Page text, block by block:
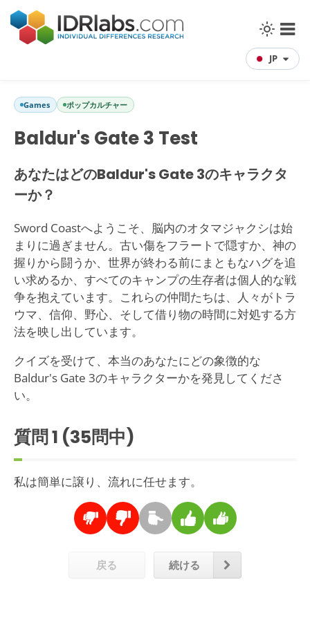
JP
Games ポップカルチャー
Baldur's Gate 3 Test
あなたはどのBaldur's Gate 3のキャラクタ
ーか？
Sword Coastへようこそ、脳内のオタマジャクシは始
まりに過ぎません。古い傷をフラートで隠すか、神の
握りから闘うか、世界が終わる前にまともなハグを追
い求めるか、すべてのキャンプの生存者は個人的な戦
争を抱えています。これらの仲間たちは、人々がトラ
ウマ、信仰、野心、そして借り物の時間に対処する方
法を映し出しています。
クイズを受けて、本当のあなたにどの象徴的な
Baldur's Gate 3のキャラクターかを発見してくださ
い。
質問1 (35問中)
私は簡単に譲り、流れに任せます。
戻る 続ける